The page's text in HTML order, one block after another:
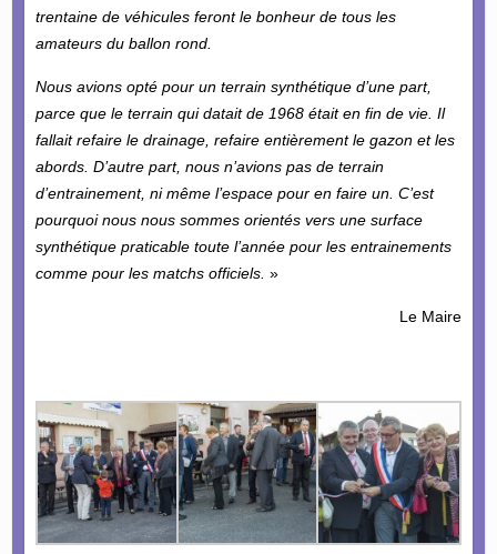
trentaine de véhicules feront le bonheur de tous les
amateurs du ballon rond.
Nous avions opté pour un terrain synthétique d’une part,
parce que le terrain qui datait de 1968 était en fin de vie. Il
fallait refaire le drainage, refaire entièrement le gazon et les
abords. D’autre part, nous n’avions pas de terrain
d’entrainement, ni même l’espace pour en faire un. C’est
pourquoi nous nous sommes orientés vers une surface
synthétique praticable toute l’année pour les entrainements
comme pour les matchs officiels. »
Le Maire